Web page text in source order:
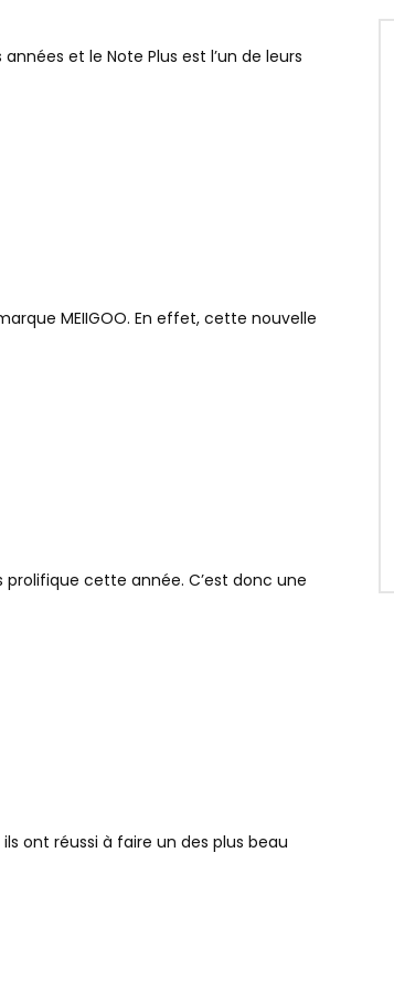
et le Note Plus est l’un de leurs
MEIIGOO. En effet, cette nouvelle
cette année. C’est donc une
ont réussi à faire un des plus beau